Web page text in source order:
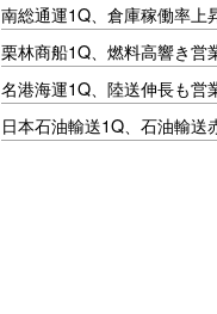
南総通運1Q、倉庫稼働率上
栗林商船1Q、燃料高響き営
名港海運1Q、陸送伸長も営
日本石油輸送1Q、石油輸送